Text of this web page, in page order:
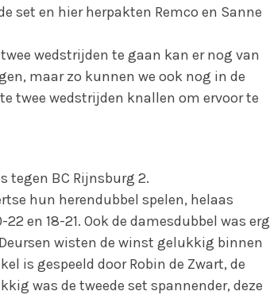
set en hier herpakten Remco en Sanne
wedstrijden te gaan kan er nog van
maar zo kunnen we ook nog in de
twee wedstrijden knallen om ervoor te
tegen BC Rijnsburg 2.
hun herendubbel spelen, helaas
en 18-21. Ook de damesdubbel was erg
wisten de winst gelukkig binnen
is gespeeld door Robin de Zwart, de
was de tweede set spannender, deze